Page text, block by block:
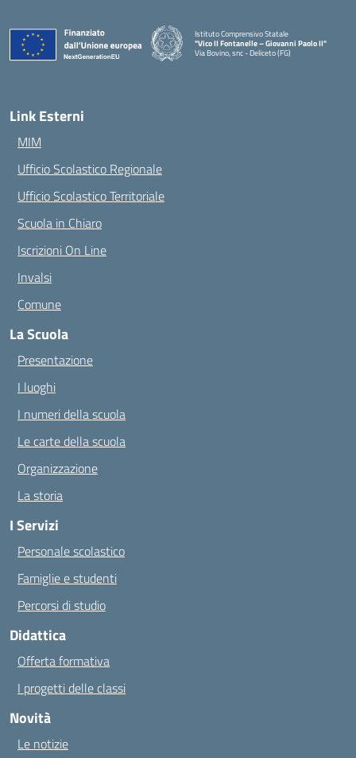
Istituto Comprensivo Statale
"Vico II Fontanelle – Giovanni Paolo II"
Via Bovino, snc - Deliceto (FG)
Link Esterni
MIM
Ufficio Scolastico Regionale
Ufficio Scolastico Territoriale
Scuola in Chiaro
Iscrizioni On Line
Invalsi
Comune
La Scuola
Presentazione
I luoghi
I numeri della scuola
Le carte della scuola
Organizzazione
La storia
I Servizi
Personale scolastico
Famiglie e studenti
Percorsi di studio
Didattica
Offerta formativa
I progetti delle classi
Novità
Le notizie